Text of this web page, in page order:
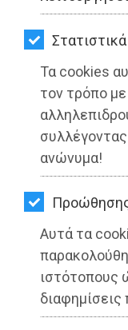
Στατιστικά
Τα cookies
τον τρόπο
ανώνυμα!
Αυτά τα
ιστότοπους
διαφημίσεις
ΥΓΕΙΑ
LIFESTYLE
ΤΑΞΙΔΙΑ
ΕΞΟΔΟΣ
ΚΑΤΟΙΚΙΔΙΟ
ΑΓΓΕΛΙΕΣ
OΔΗΓΟΣ
ΑΓΟΡΑΣ
Συνάντηση
ΣΠΑΠ με
Διαβάστηκε 3573